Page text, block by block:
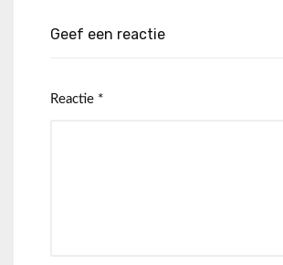
Geef een reactie
Reactie *